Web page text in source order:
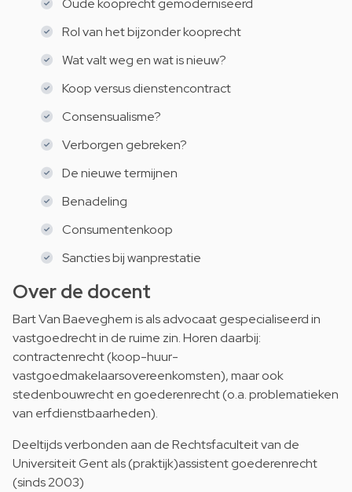
Oude kooprecht gemoderniseerd
Rol van het bijzonder kooprecht
Wat valt weg en wat is nieuw?
Koop versus dienstencontract
Consensualisme?
Verborgen gebreken?
De nieuwe termijnen
Benadeling
Consumentenkoop
Sancties bij wanprestatie
Over de docent
Bart Van Baeveghem is als advocaat gespecialiseerd in
vastgoedrecht in de ruime zin. Horen daarbij:
contractenrecht (koop-huur-
vastgoedmakelaarsovereenkomsten), maar ook
stedenbouwrecht en goederenrecht (o.a. problematieken
van erfdienstbaarheden).
Deeltijds verbonden aan de Rechtsfaculteit van de
Universiteit Gent als (praktijk)assistent goederenrecht
(sinds 2003)